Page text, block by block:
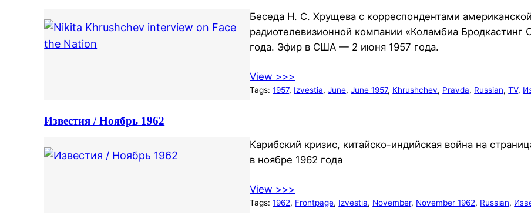
Беседа Н. С. Хрущева с корреспондентами американской
радиотелевизионной компании «Коламбиа Бродкастинг
года. Эфир в США — 2 июня 1957 года.
View >>>
Tags:1957, Izvestia, June, June 1957, Khrushchev, Pravda, Russian, TV,
Известия / Ноябрь 1962
Карибский кризис, китайско-индийская война на
в ноябре 1962 года
View >>>
Tags:1962, Frontpage, Izvestia, November, November 1962, Russian,